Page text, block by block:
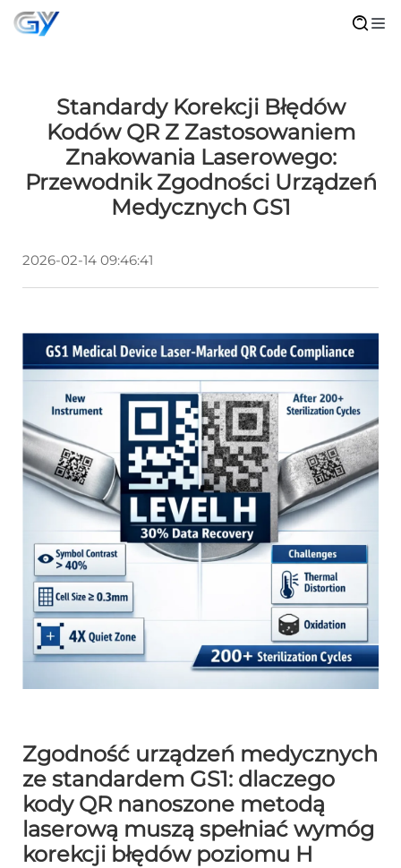
Standardy Korekcji Błędów
Kodów QR Z Zastosowaniem
Znakowania Laserowego:
Przewodnik Zgodności Urządzeń
Medycznych GS1
2026-02-14 09:46:41
Zgodność urządzeń medycznych
ze standardem GS1: dlaczego
kody QR nanoszone metodą
laserową muszą spełniać wymóg
korekcji błędów poziomu H